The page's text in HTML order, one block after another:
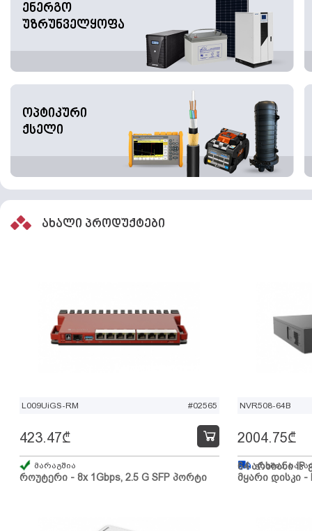
ენერგო
უზრუნველყოფა
ოპტიკური
ქსელი
ახალი პროდუქტები
L009UiGS-RM #02565
როუტერი - 8x 1Gbps, 2.5 G SFP პორტი
423.47₾
მარაგშია
NVR508-64B
64 არხიანი IP
მყარი დისკი -
2004.75₾
გზაშია,